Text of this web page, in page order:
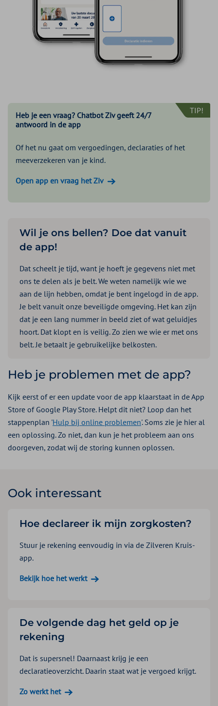
Heb je een vraag? Chatbot Ziv geeft 24/7
antwoord in de app
TIP!
Of het nu gaat om vergoedingen, declaraties of het
meeverzekeren van je kind.
Open app en vraag het Ziv
Wil je ons bellen? Doe dat vanuit
de app!
Dat scheelt je tijd, want je hoeft je gegevens niet met
ons te delen als je belt. We weten namelijk wie we
aan de lijn hebben, omdat je bent ingelogd in de app.
Je belt vanuit onze beveiligde omgeving. Het kan zijn
dat je een lang nummer in beeld ziet of wat geluidjes
hoort. Dat klopt en is veilig. Zo zien we wie er met ons
belt. Je betaalt je gebruikelijke belkosten.
Heb je problemen met de app?
Kijk eerst of er een update voor de app klaarstaat in de App
Store of Google Play Store. Helpt dit niet? Loop dan het
stappenplan 'Hulp bij online problemen'. Soms zie je hier al
een oplossing. Zo niet, dan kun je het probleem aan ons
doorgeven, zodat wij de storing kunnen oplossen.
Ook interessant
Hoe declareer ik mijn zorgkosten?
Stuur je rekening eenvoudig in via de Zilveren Kruis-
app.
Bekijk hoe het werkt
De volgende dag het geld op je
rekening
Dat is supersnel! Daarnaast krijg je een
declaratieoverzicht. Daarin staat wat je vergoed krijgt.
Zo werkt het